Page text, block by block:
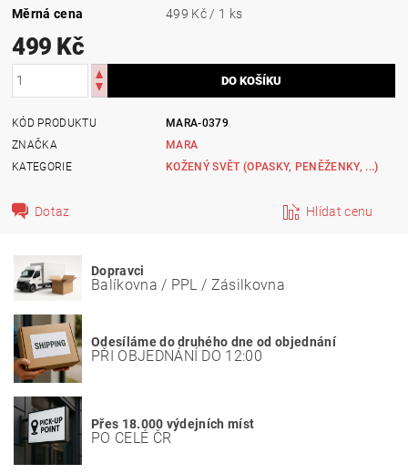
Měrná cena
499 Kč / 1 ks
499 Kč
KÓD PRODUKTU
MARA-0379
ZNAČKA
MARA
KATEGORIE
KOŽENÝ SVĚT (OPASKY, PENĚŽENKY, ...)
Dotaz Hlídat cenu
Dopravci
Balíkovna / PPL / Zásilkovna
Odesíláme do druhého dne od objednání
PŘI OBJEDNÁNÍ DO 12:00
Přes 18.000 výdejních míst
PO CELÉ ČR